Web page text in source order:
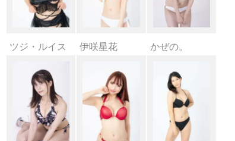
ツジ・ルイス 伊咲星花 かぜの。